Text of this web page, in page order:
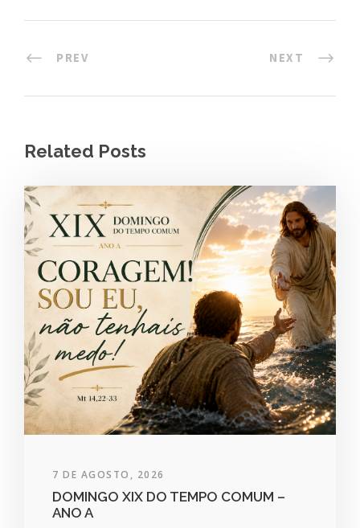
PREV NEXT
Related Posts
7 DE AGOSTO, 2026
DOMINGO XIX DO TEMPO COMUM –
ANO A